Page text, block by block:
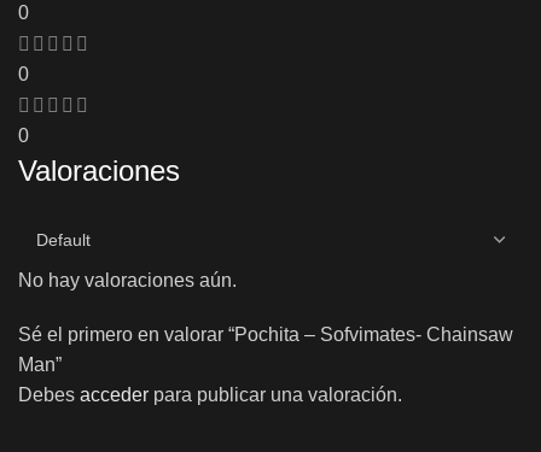
0
0
0
Valoraciones
No hay valoraciones aún.
Sé el primero en valorar “Pochita – Sofvimates- Chainsaw
Man”
Debes acceder para publicar una valoración.